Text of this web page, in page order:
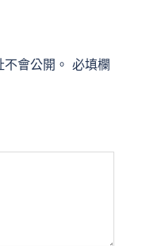
會公開。 必填欄